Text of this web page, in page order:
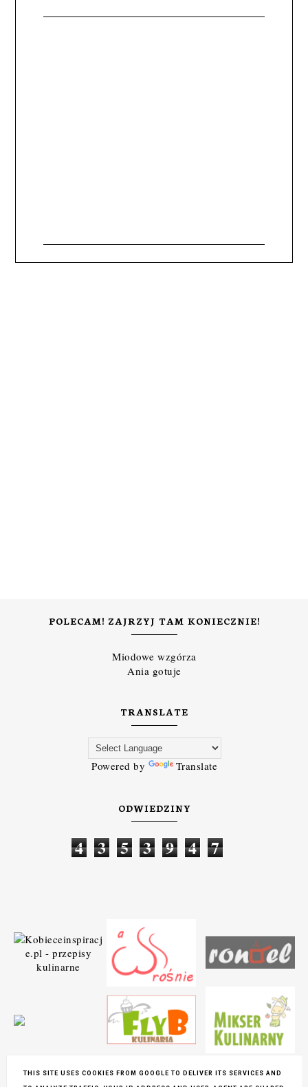
POLECAM! ZAJRZYJ TAM KONIECZNIE!
Miodowe wzgórza
Ania gotuje
TRANSLATE
Powered by Translate
ODWIEDZINY
4 3 5 3 9 4 7
THIS SITE USES COOKIES FROM GOOGLE TO DELIVER ITS SERVICES AND